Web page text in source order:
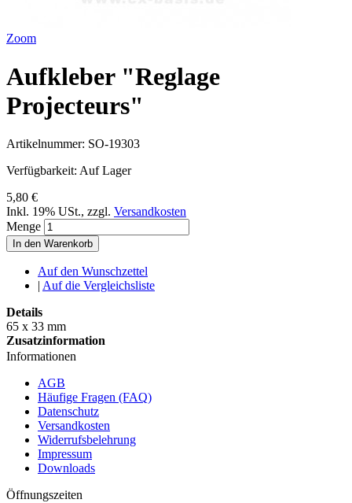
Zoom
Aufkleber "Reglage
Projecteurs"
Artikelnummer: SO-19303
Verfügbarkeit: Auf Lager
5,80 €
Inkl. 19% USt., zzgl. Versandkosten
Menge
In den Warenkorb
Auf den Wunschzettel
| Auf die Vergleichsliste
Details
65 x 33 mm
Zusatzinformation
Informationen
AGB
Häufige Fragen (FAQ)
Datenschutz
Versandkosten
Widerrufsbelehrung
Impressum
Downloads
Öffnungszeiten